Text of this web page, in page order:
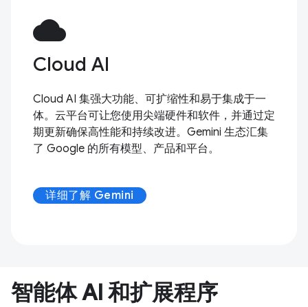
cloud
Cloud AI
Cloud AI 集强大功能、可扩缩性和易于集成于一
体。云平台可让您使用尖端硬件和软件，并通过定
期更新确保高性能和持续改进。Gemini 生态汇集
了 Google 的所有模型、产品和平台。
详细了解 Gemini
智能体 AI 和扩展程序